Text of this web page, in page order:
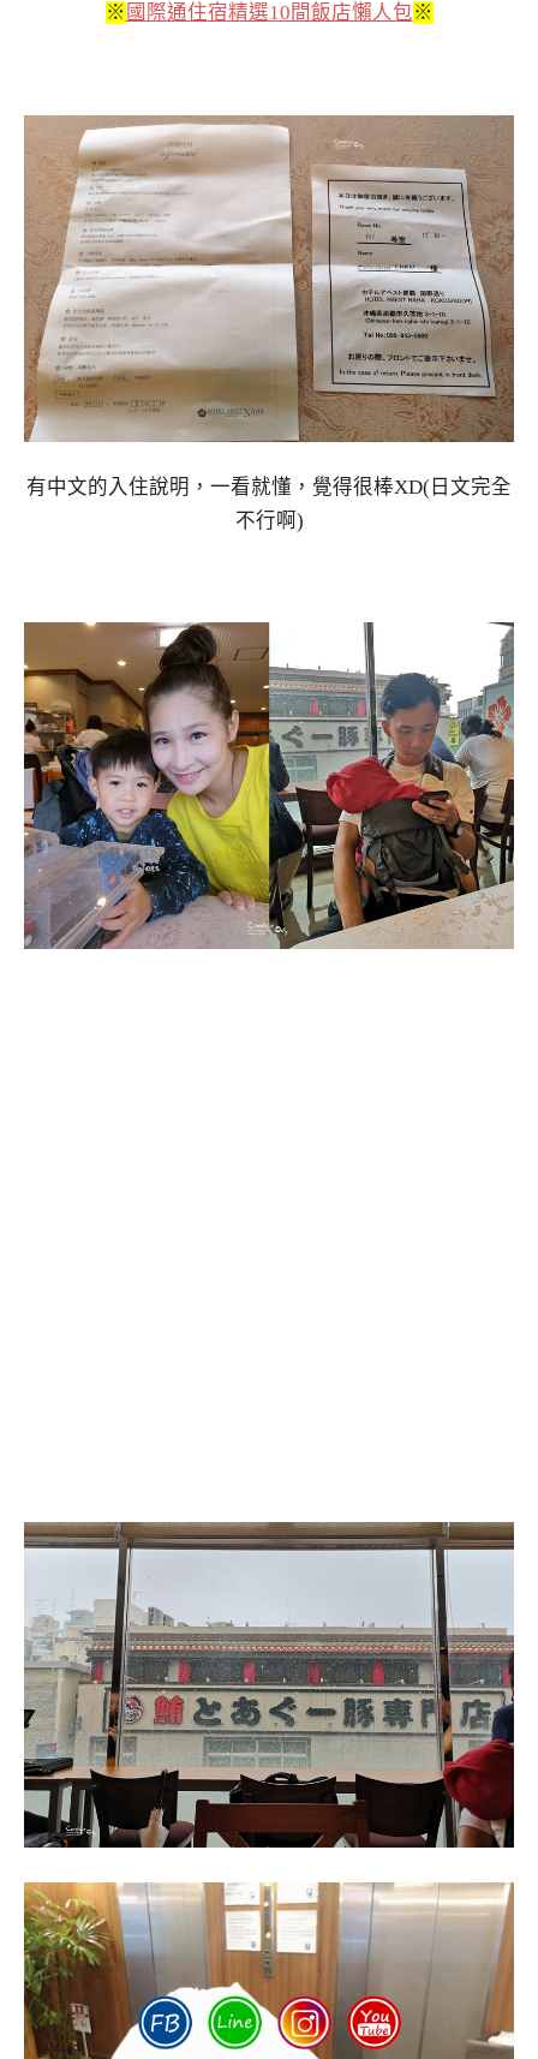
※ 國際通住宿精選10間飯店懶人包※
有中文的入住說明，一看就懂，覺得很棒XD(日文完全
不行啊)